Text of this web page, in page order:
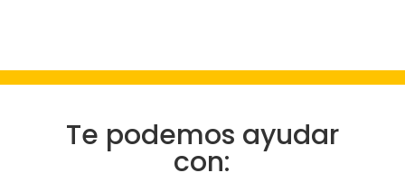
Te podemos ayudar
con: